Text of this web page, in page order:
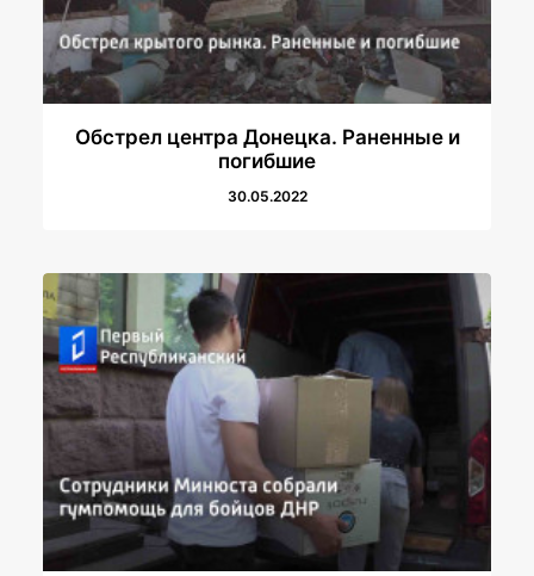
Обстрел центра Донецка. Раненные и
погибшие
30.05.2022